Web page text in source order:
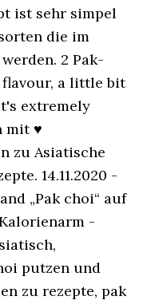
ist sehr simpel
die im
2 Pak-
flavour, a little bit
extremely
mit ♥
zu Asiatische
14.11.2020 -
„Pak choi“ auf
-
putzen und
zu rezepte, pak